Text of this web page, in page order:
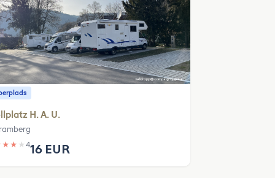
H. A. U.
★ ★ ★ 416 EUR